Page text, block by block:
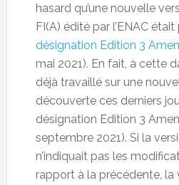
hasard qu’une nouvelle
FI(A) édité par l’ENAC
désignation Edition 3
mai 2021). En fait, à cette
déjà travaillé sur une
découverte ces derniers
désignation Edition 3
septembre 2021). Si la
n’indiquait pas les
rapport à la précédente, la